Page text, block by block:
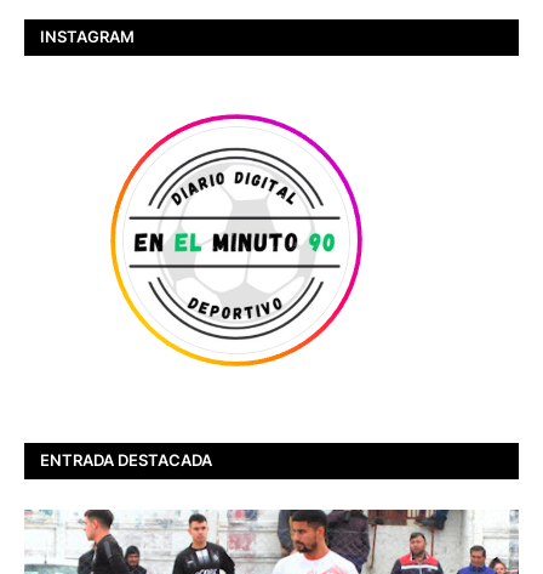
INSTAGRAM
ENTRADA DESTACADA